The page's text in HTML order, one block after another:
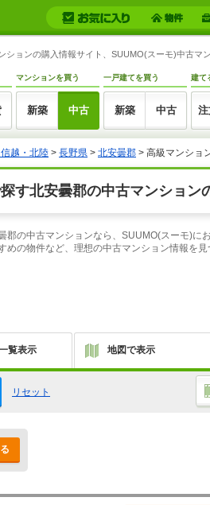
ョンの購入情報サイト、SUUMO(スーモ)中古マ
マンションを買う
新築 中古
一戸建てを買う
新築 中古
建て
越・北陸 > 長野県 > 北安曇郡 > 高級マンショ
す北安曇郡の中古マンション
の中古マンションなら、SUUMO(スーモ)
めの物件など、理想の中古マンション情報を
覧表示 地図で表示
リセット